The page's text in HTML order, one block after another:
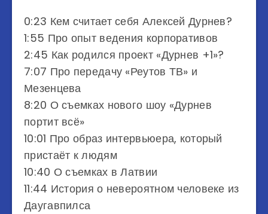
0:23 Кем считает себя Алексей Дурнев?
1:55 Про опыт ведения корпоративов
2:45 Как родился проект «Дурнев +1»?
7:07 Про передачу «Реутов ТВ» и
Мезенцева
8:20 О съемках нового шоу «Дурнев
портит всё»
10:01 Про образ интервьюера, который
пристаёт к людям
10:40 О съемках в Латвии
11:44 История о невероятном человеке из
Даугавпилса